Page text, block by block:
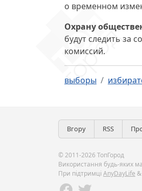
о временном
Охрану
будут следить за
комиссий.
выборы
Вгору RSS
© 2011-2026 ТопГород
Використання будь-яких
При підтримці AnyDayLife &